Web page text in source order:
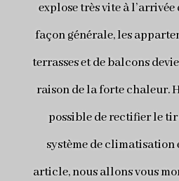
explose très vite à l’arrivée
façon générale, les
terrasses et de balcons
raison de la forte chaleur.
possible de rectifier le
système de climatisation
article, nous allons vous